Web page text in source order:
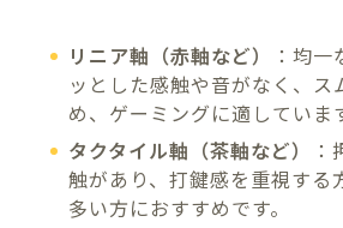
リニア軸（赤軸など）
：均
ッとした感触や音がなく、ス
め、ゲーミングに適していま
タクタイル軸（茶軸など）
触があり、打鍵感を重視する
多い方におすすめです。